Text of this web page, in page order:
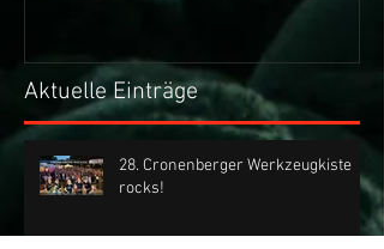
Aktuelle Einträge
28. Cronenberger Werkzeugkiste
rocks!